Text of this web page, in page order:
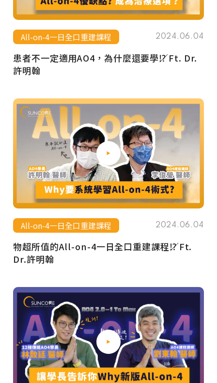
All-on-4一日全口重建課程 2024.06.04
患者不一定適用AO4，為什麼還要學⁉️／Ft. Dr.
許明翰
All-on-4一日全口重建課程 2024.06.04
物超所值的All-on-4一日全口重建課程⁉️／Ft.
Dr.許明翰